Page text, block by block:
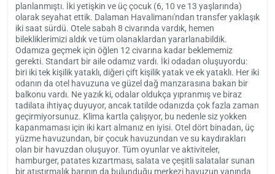
Mirage World Hotel’in resepsiyonu 7 gün 24 saat boyunca misafirlere
hizmet veriyor. Otelde oda servisi hizmeti de bulunuyor. Odalarda
ücretsiz Wi-Fi, emanet kasası, bagaj depolama, döviz değişimi ve
iklim kontrolü gibi olanaklar da yer alıyor. Otelde ücretsiz otopark da
mevcut. Otelin ücretli hizmetleri arasında olan market, kuaför, doktor,
toplantı salonu, fotoğraf servisi, güzellik merkezi, çocuk bakıcısı ve
araç kiralama gibi hizmetlerinden yararlanabilirsiniz.
Mirage World Hotel, İçmeler merkeze 500 m, Dalaman Havaalanı
tesise 90 km mesafede. Marmaris Şehir Merkezi hotele 9 km, Milas
Havaalanı ise 120 km uzaklıkta yer alıyor. Tesise, havalimanından
ücretli olarak özel transfer araçları ile ulaşım sağlayabilirsiniz. Aynı
zamanda Marmaris’ten toplu taşıma araçlarıyla da otele varmayı
planlanmıştı. İki yetişkin ve üç çocuk (6, 10 ve 13 yaşlarında)
olarak seyahat ettik. Dalaman Havalimanı'ndan transfer yaklaşık
iki saat sürdü. Otele sabah 8 civarında vardık, hemen
bilekliklerimizi aldık ve tüm olanaklardan yararlanabildik.
Odamıza geçmek için öğlen 12 civarına kadar beklememiz
gerekti. Standart bir aile odamız vardı. İki odadan oluşuyordu:
biri iki tek kişilik yataklı, diğeri çift kişilik yatak ve ek yataklı. Her iki
odanın da otel havuzuna ve güzel dağ manzarasına bakan bir
balkonu vardı. Ne yazık ki, odalar oldukça yıpranmış ve biraz
tadilata ihtiyaç duyuyor, ancak tatilde odanızda çok fazla zaman
geçirmiyorsunuz. Klima kartla çalışıyor, bu nedenle siz yokken
kapanmaması için iki kart almanız en iyisi. Otel dört binadan, üç
yüzme havuzundan, bir çocuk havuzundan ve su kaydırakları
olan bir havuzdan oluşuyor. Tüm oyunlar ve aktiviteler,
hamburger, patates kızartması, salata ve çeşitli salatalar sunan
bir atıştırmalık barının da bulunduğu merkezi havuzun yanında